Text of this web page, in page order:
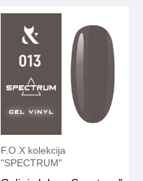
F.O.X kolekcija
"SPECTRUM"